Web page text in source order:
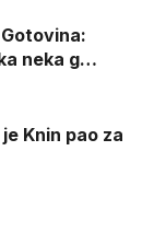
neka g…
Knin pao za